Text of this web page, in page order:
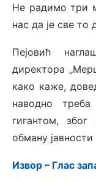
Не радимо три
нас да је све то
Пејовић
директора
како каже,
наводно
гигантом,
обману
Извор – Глас